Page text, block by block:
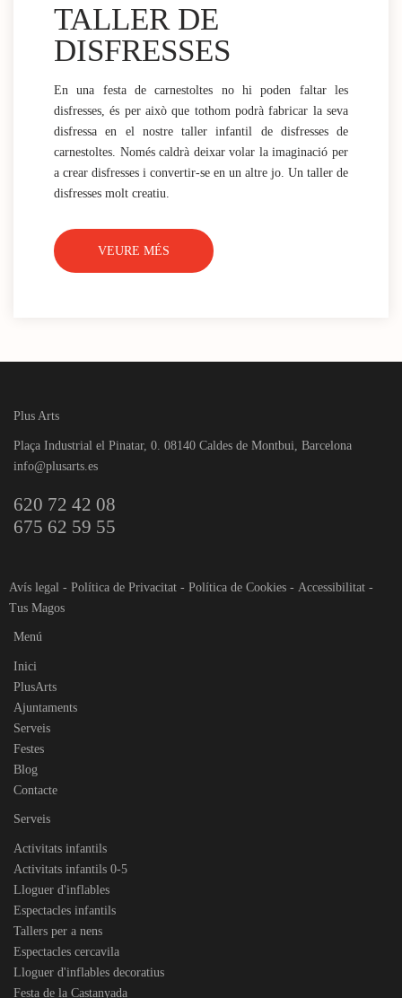
TALLER DE
DISFRESSES
En una festa de carnestoltes no hi poden faltar les
disfresses, és per això que tothom podrà fabricar la seva
disfressa en el nostre taller infantil de disfresses de
carnestoltes. Només caldrà deixar volar la imaginació per
a crear disfresses i convertir-se en un altre jo. Un taller de
disfresses molt creatiu.
VEURE MÉS
Plus Arts
Plaça Industrial el Pinatar, 0. 08140 Caldes de Montbui, Barcelona
info@plusarts.es
620 72 42 08
675 62 59 55
Avís legal - Política de Privacitat - Política de Cookies - Accessibilitat -
Tus Magos
Menú
Inici
PlusArts
Ajuntaments
Serveis
Festes
Blog
Contacte
Serveis
Activitats infantils
Activitats infantils 0-5
Lloguer d'inflables
Espectacles infantils
Tallers per a nens
Espectacles cercavila
Lloguer d'inflables decoratius
Festa de la Castanyada